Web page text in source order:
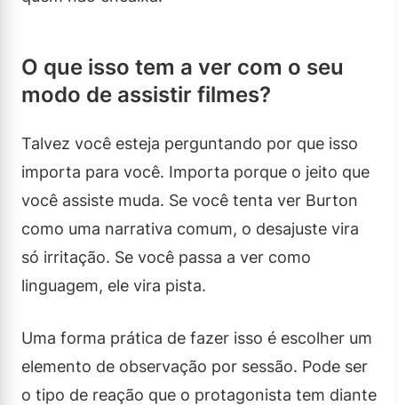
O que isso tem a ver com o seu
modo de assistir filmes?
Talvez você esteja perguntando por que isso
importa para você. Importa porque o jeito que
você assiste muda. Se você tenta ver Burton
como uma narrativa comum, o desajuste vira
só irritação. Se você passa a ver como
linguagem, ele vira pista.
Uma forma prática de fazer isso é escolher um
elemento de observação por sessão. Pode ser
o tipo de reação que o protagonista tem diante